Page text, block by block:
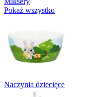
Pokaż wszystko
Naczynia dziecięce